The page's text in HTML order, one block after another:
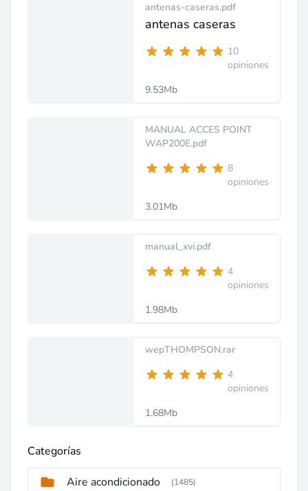
antenas-caseras.pdf
antenas caseras
10
opiniones
9.53Mb
MANUAL ACCES POINT
WAP200E.pdf
8
opiniones
3.01Mb
manual_xvi.pdf
4
opiniones
1.98Mb
wepTHOMPSON.rar
4
opiniones
1.68Mb
Categorías
Aire acondicionado (1485)